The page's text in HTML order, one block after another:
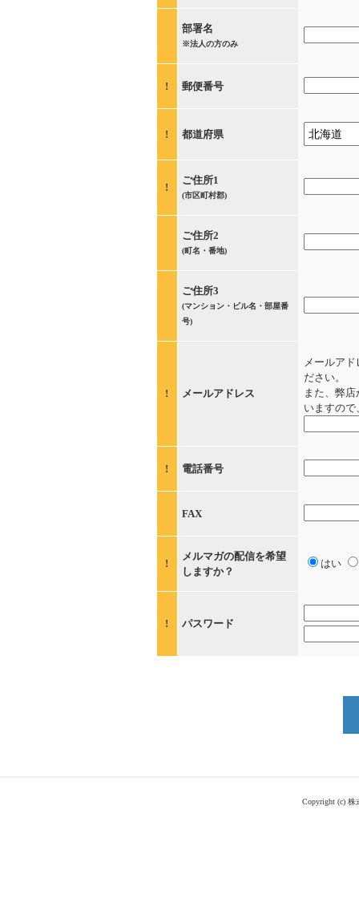
部署名
※法人の方のみ
! 郵便番号
! 都道府県
!
ご住所1
(市区町村郡)
ご住所2
(町名・番地)
ご住所3
(マンション・ビル名・部屋番
号)
! メールアドレス
メールア
ださい。
また、弊
いますの
! 電話番号
FAX
!
メルマガの配信を希望
しますか？
はい
! パスワード
Copyright (c)